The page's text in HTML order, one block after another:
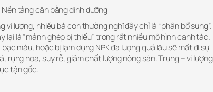
tảng cân bằng dinh dưỡng
vi lượng, nhiều bà con thường nghĩ đây chỉ là “phân bổ sung”.
lại là “mảnh ghép bị thiếu” trong rất nhiều mô hình canh tác.
màu, hoặc bị lạm dụng NPK đa lượng quá lâu sẽ mất đi sự
rụng hoa, suy rễ, giảm chất lượng nông sản. Trung – vi lượng
tận gốc.